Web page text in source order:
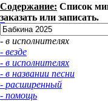
Содержание: Список
заказать или записать.
- в исполнителях
- везде
- в исполнителях
- в названии песни
- расширенный
- помощь